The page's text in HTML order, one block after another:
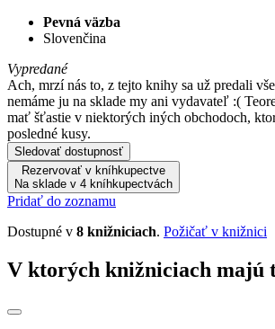
Pevná väzba
Slovenčina
Vypredané
Ach, mrzí nás to, z tejto knihy sa už predali
nemáme ju na sklade my ani vydavateľ :(
mať šťastie v niektorých iných obchodoch,
posledné kusy.
Sledovať dostupnosť
Rezervovať v kníhkupectve
Na sklade v 4 kníhkupectvách
Pridať do zoznamu
Dostupné v 8 knižniciach. Požičať v knižnici
V ktorých knižniciach majú